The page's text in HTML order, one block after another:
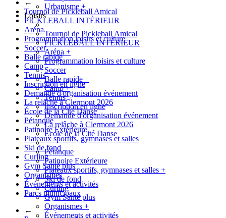
←
Tournoi de Pickleball Amical
PICKLEBALL INTÉRIEUR
Aréna
Programmation loisirs et culture
Soccer
Balle rapide
Camp
Tennis
Inscription en ligne
Demande d'organisation événement
La relâche à Clermont 2026
École de la Cité Danse
Pétanque
Patinoire Extérieure
Plateaux sportifs, gymnases et salles
Ski de fond
Curling
Gym Santé plus
Organismes
Événements et activités
Parcs municipaux
←
Urbanisme +
Loisirs
Tournoi de Pickleball Amical
PICKLEBALL INTÉRIEUR
Aréna +
Programmation loisirs et culture
Soccer
Balle rapide +
Camp+
Tennis
Inscription en ligne
Demande d'organisation événement
La relâche à Clermont 2026
École de la Cité Danse
Pétanque
Patinoire Extérieure
Plateaux sportifs, gymnases et salles +
Ski de fond
Curling
Gym Santé plus
Organismes +
Événements et activités